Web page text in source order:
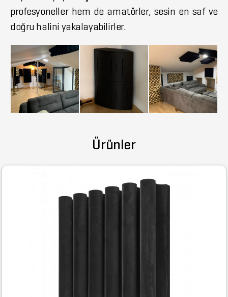
profesyoneller hem de amatörler, sesin en saf ve
doğru halini yakalayabilirler.
Ürünler